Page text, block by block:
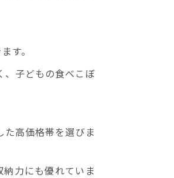
す。
、子どもの食べこぼ
た高価格帯を選びま
力にも優れていま